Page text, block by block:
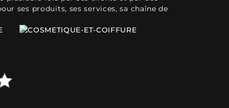
ses produits, ses services, sa chaîne de